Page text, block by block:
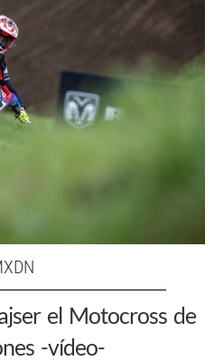
el Motocross de
-vídeo-